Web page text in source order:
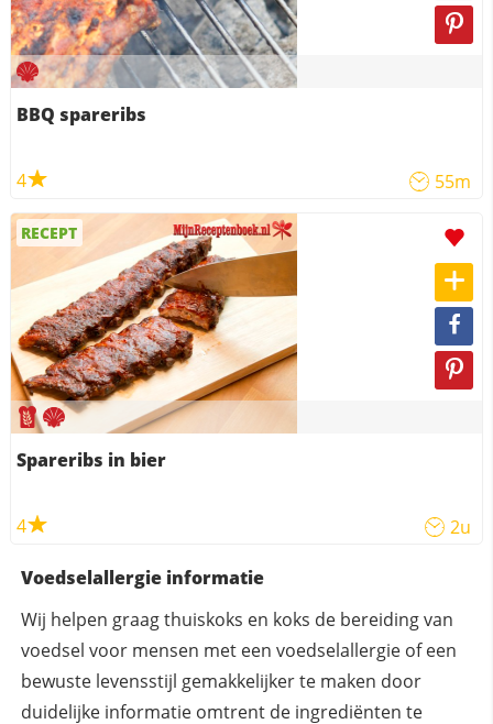
BBQ spareribs
4 55m
RECEPT
Spareribs in bier
4 2u
Voedselallergie informatie
Wij helpen graag thuiskoks en koks de bereiding van
voedsel voor mensen met een voedselallergie of een
bewuste levensstijl gemakkelijker te maken door
duidelijke informatie omtrent de ingrediënten te